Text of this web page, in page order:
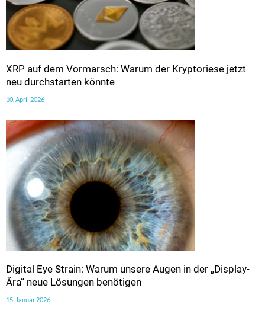
XRP auf dem Vormarsch: Warum der Kryptoriese jetzt
neu durchstarten könnte
10. April 2026
Digital Eye Strain: Warum unsere Augen in der „Display-
Ära“ neue Lösungen benötigen
15. Januar 2026